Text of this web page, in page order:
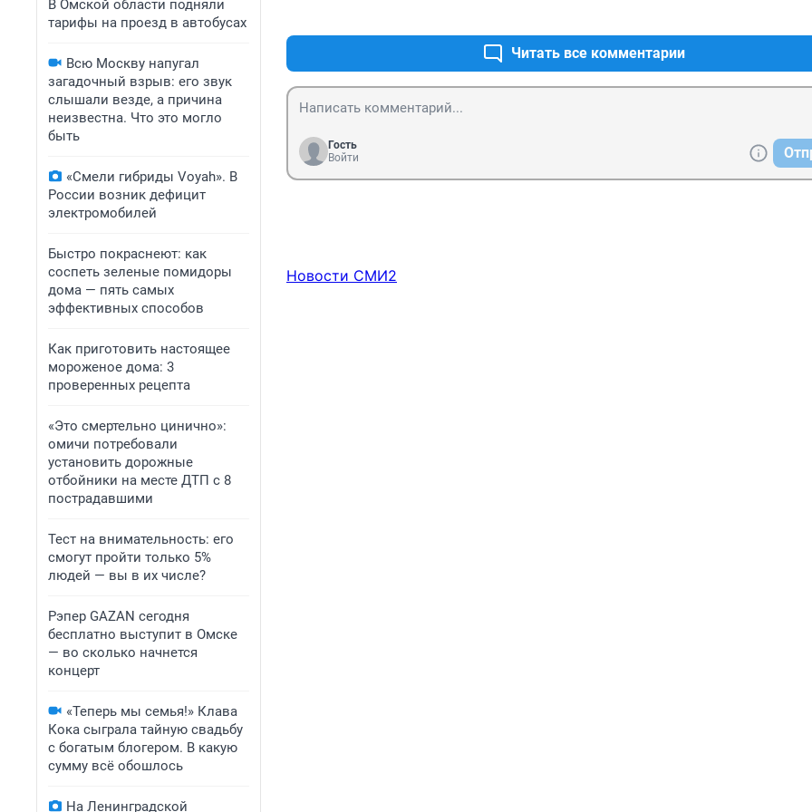
В Омской области подняли
тарифы на проезд в автобусах
Всю Москву напугал
загадочный взрыв: его звук
слышали везде, а причина
неизвестна. Что это могло
быть
«Смели гибриды Voyah». В
России возник дефицит
электромобилей
Быстро покраснеют: как
соспеть зеленые помидоры
дома — пять самых
эффективных способов
Как приготовить настоящее
мороженое дома: 3
проверенных рецепта
«Это смертельно цинично»:
омичи потребовали
установить дорожные
отбойники на месте ДТП с 8
пострадавшими
Тест на внимательность: его
смогут пройти только 5%
людей — вы в их числе?
Рэпер GAZAN сегодня
бесплатно выступит в Омске
— во сколько начнется
концерт
«Теперь мы семья!» Клава
Кока сыграла тайную свадьбу
с богатым блогером. В какую
сумму всё обошлось
На Ленинградской
Читать все комментарии
Гость
Войти
Новости СМИ2